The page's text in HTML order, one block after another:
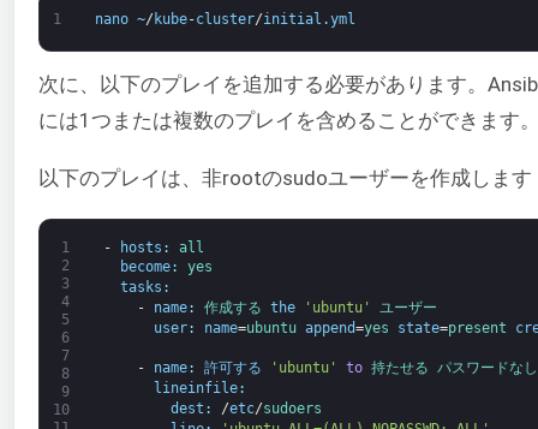
1 nano ~/ kube-cluster/initial .yml
次に、以下のプレイを追加する必要があります。
には1つまたは複数のプレイを含めることができます
以下のプレイは、非rootのsudoユーザーを作成します
1
2
3
4
5
6
7
8
9
10
- hosts :
all
become:
yes
tasks :
-
name: 作成する the 'ubuntu'
ユーザー
user: name=ubuntu append=yes state=present
- name: 許可する 'ubuntu' to 持たせる パスワードな
lineinfile:
dest : /etc/sudoers